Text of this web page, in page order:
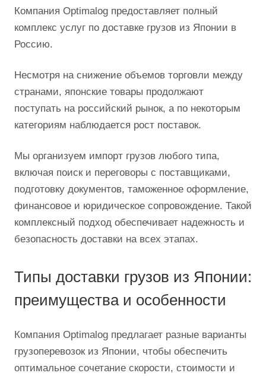
Компания Optimalog предоставляет полный
комплекс услуг по доставке грузов из Японии в
Россию.
Несмотря на снижение объемов торговли между
странами, японские товары продолжают
поступать на российский рынок, а по некоторым
категориям наблюдается рост поставок.
Мы организуем импорт грузов любого типа,
включая поиск и переговоры с поставщиками,
подготовку документов, таможенное оформление,
финансовое и юридическое сопровождение. Такой
комплексный подход обеспечивает надежность и
безопасность доставки на всех этапах.
Типы доставки грузов из Японии:
преимущества и особенности
Компания Optimalog предлагает разные варианты
грузоперевозок из Японии, чтобы обеспечить
оптимальное сочетание скорости, стоимости и